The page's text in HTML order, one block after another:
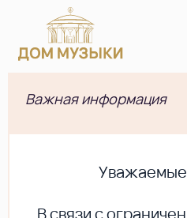
Важная информация
Уважаемые
В cвязи с